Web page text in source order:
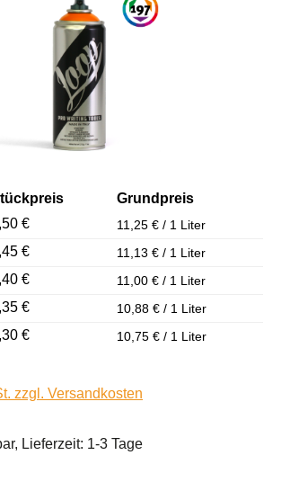
Grundpreis
€
11,25 € / 1 Liter
€
11,13 € / 1 Liter
€
11,00 € / 1 Liter
€
10,88 € / 1 Liter
€ 10,75 € / 1 Liter
zzgl. Versandkosten
Lieferzeit: 1-3 Tage